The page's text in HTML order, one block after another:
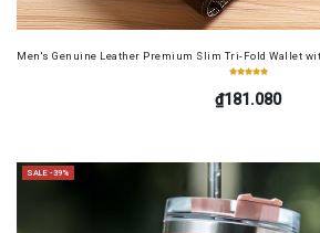
Men's Genuine Leather Premium Slim Tri-Fold Wallet
₫181.080
SALE -39%